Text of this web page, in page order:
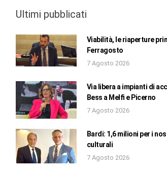
Ultimi pubblicati
Viabilità, le riaperture
Ferragosto
7 Agosto 2026
Via libera a impianti di
Bess a Melfi e Picerno
7 Agosto 2026
Bardi: 1,6 milioni per i
culturali
7 Agosto 2026